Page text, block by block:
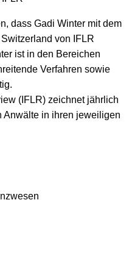
dass Gadi Winter mit dem
von IFLR
ist in den Bereichen
Verfahren sowie
(IFLR) zeichnet jährlich
Anwälte in ihren jeweiligen